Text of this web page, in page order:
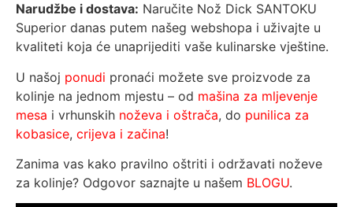
Narudžbe i dostava: Naručite Nož Dick SANTOKU
Superior danas putem našeg webshopa i uživajte u
kvaliteti koja će unaprijediti vaše kulinarske vještine.
U našoj ponudi pronaći možete sve proizvode za
kolinje na jednom mjestu – od mašina za mljevenje
mesa i vrhunskih noževa i oštrača, do punilica za
kobasice, crijeva i začina!
Zanima vas kako pravilno oštriti i održavati noževe
za kolinje? Odgovor saznajte u našem BLOGU.